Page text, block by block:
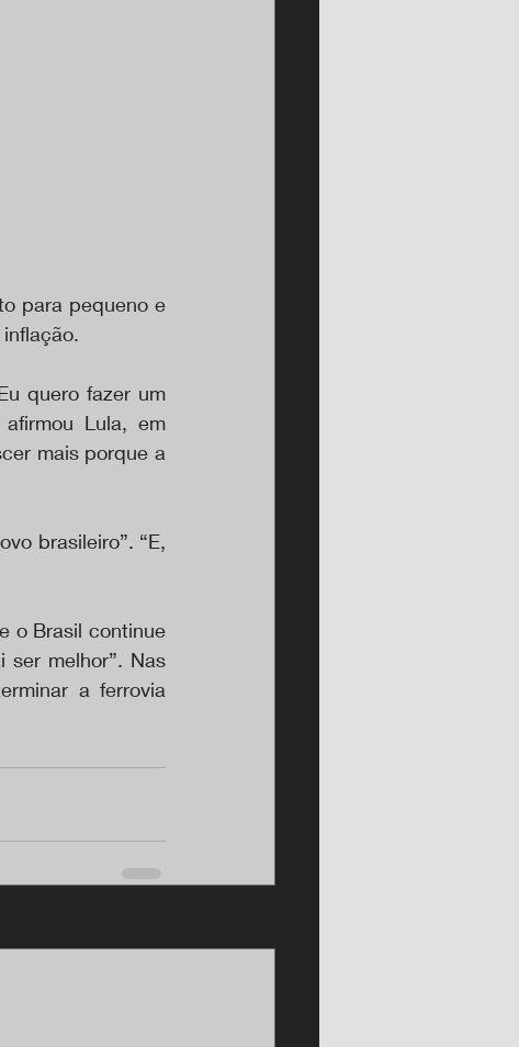
para pequeno e
quero fazer um
Lula, em
mais porque a
brasileiro”. “E,
o Brasil continue
melhor”. Nas
a ferrovia